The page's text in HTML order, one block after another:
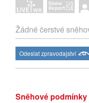
Žádné čerstvé
Odeslat zpravodajství
Sněhové